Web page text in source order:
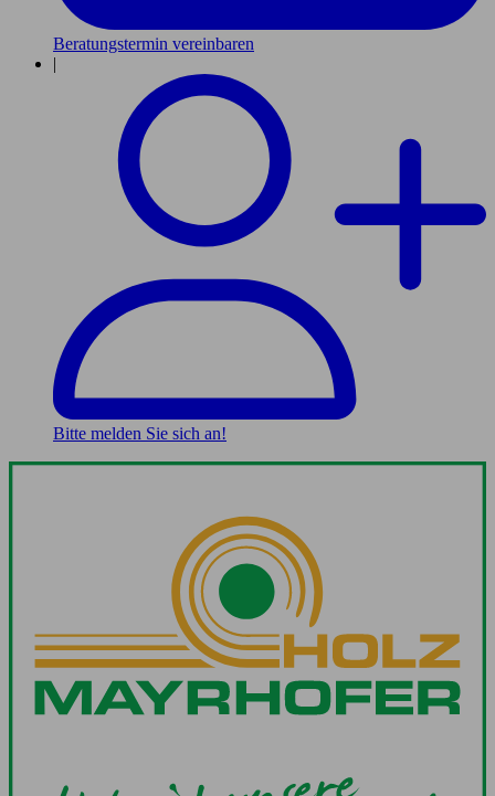
Beratungstermin vereinbaren
|
Bitte melden Sie sich an!